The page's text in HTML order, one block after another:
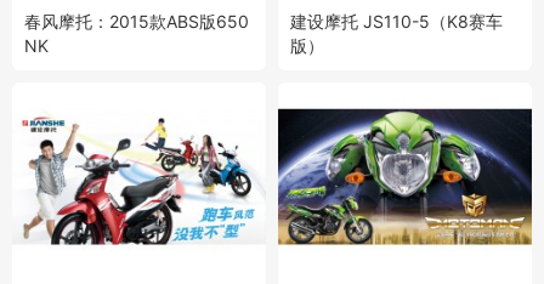
春风摩托：2015款ABS版650
NK
建设摩托 JS110-5（K8赛车
版）